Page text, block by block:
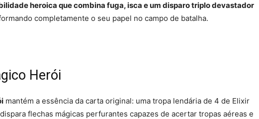
heroica que combina fuga, isca e um disparo triplo devastador
completamente o seu papel no campo de batalha.
Herói
mantém a essência da carta original: uma tropa lendária de 4 de Elixir
flechas mágicas perfurantes capazes de acertar tropas aéreas e